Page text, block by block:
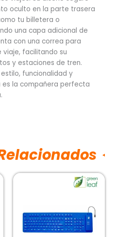
oculto en la parte trasera
tu billetera o
una capa adicional de
con una correa para
facilitando su
y estaciones de tren.
funcionalidad y
es la compañera perfecta
$432.00.